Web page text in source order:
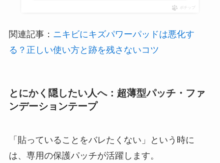
ポチップ
関連記事： ニキビにキズパワーパッドは悪化す
る？正しい使い方と跡を残さないコツ
とにかく隠したい人へ：超薄型パッチ・ファ
ンデーションテープ
「貼っていることをバレたくない」という時に
は、専用の保護パッチが活躍します。